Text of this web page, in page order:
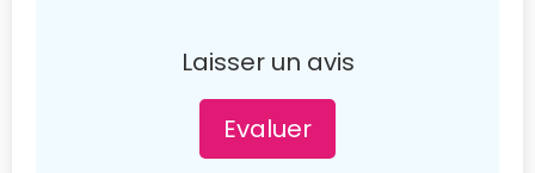
Laisser un avis
Evaluer